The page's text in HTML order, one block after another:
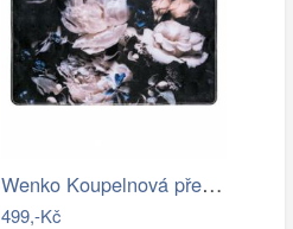
Wenko Koupelnová předložka PEONY s…
499,-Kč